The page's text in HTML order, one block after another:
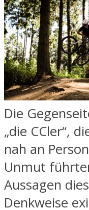
Die
„die CCler“,
nah an
Unmut
Aussagen
Denkweise